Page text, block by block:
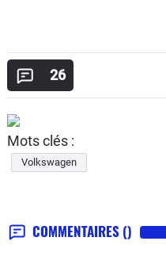
26
Mots clés :
Volkswagen
COMMENTAIRES ()